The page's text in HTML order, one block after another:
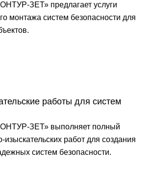
ЗЕТ» предлагает услуги
монтажа систем безопасности для
работы для систем
ЗЕТ» выполняет полный
изыскательских работ для создания
систем безопасности.